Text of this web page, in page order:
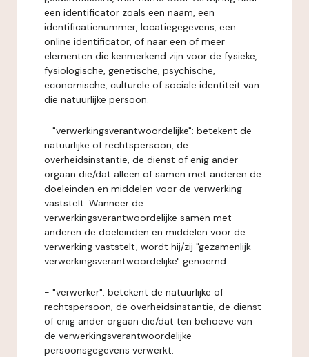
een identificator zoals een naam, een
identificatienummer, locatiegegevens, een
online identificator, of naar een of meer
elementen die kenmerkend zijn voor de fysieke,
fysiologische, genetische, psychische,
economische, culturele of sociale identiteit van
die natuurlijke persoon.
- "verwerkingsverantwoordelijke": betekent de
natuurlijke of rechtspersoon, de
overheidsinstantie, de dienst of enig ander
orgaan die/dat alleen of samen met anderen de
doeleinden en middelen voor de verwerking
vaststelt. Wanneer de
verwerkingsverantwoordelijke samen met
anderen de doeleinden en middelen voor de
verwerking vaststelt, wordt hij/zij "gezamenlijk
verwerkingsverantwoordelijke" genoemd.
- "verwerker": betekent de natuurlijke of
rechtspersoon, de overheidsinstantie, de dienst
of enig ander orgaan die/dat ten behoeve van
de verwerkingsverantwoordelijke
persoonsgegevens verwerkt.